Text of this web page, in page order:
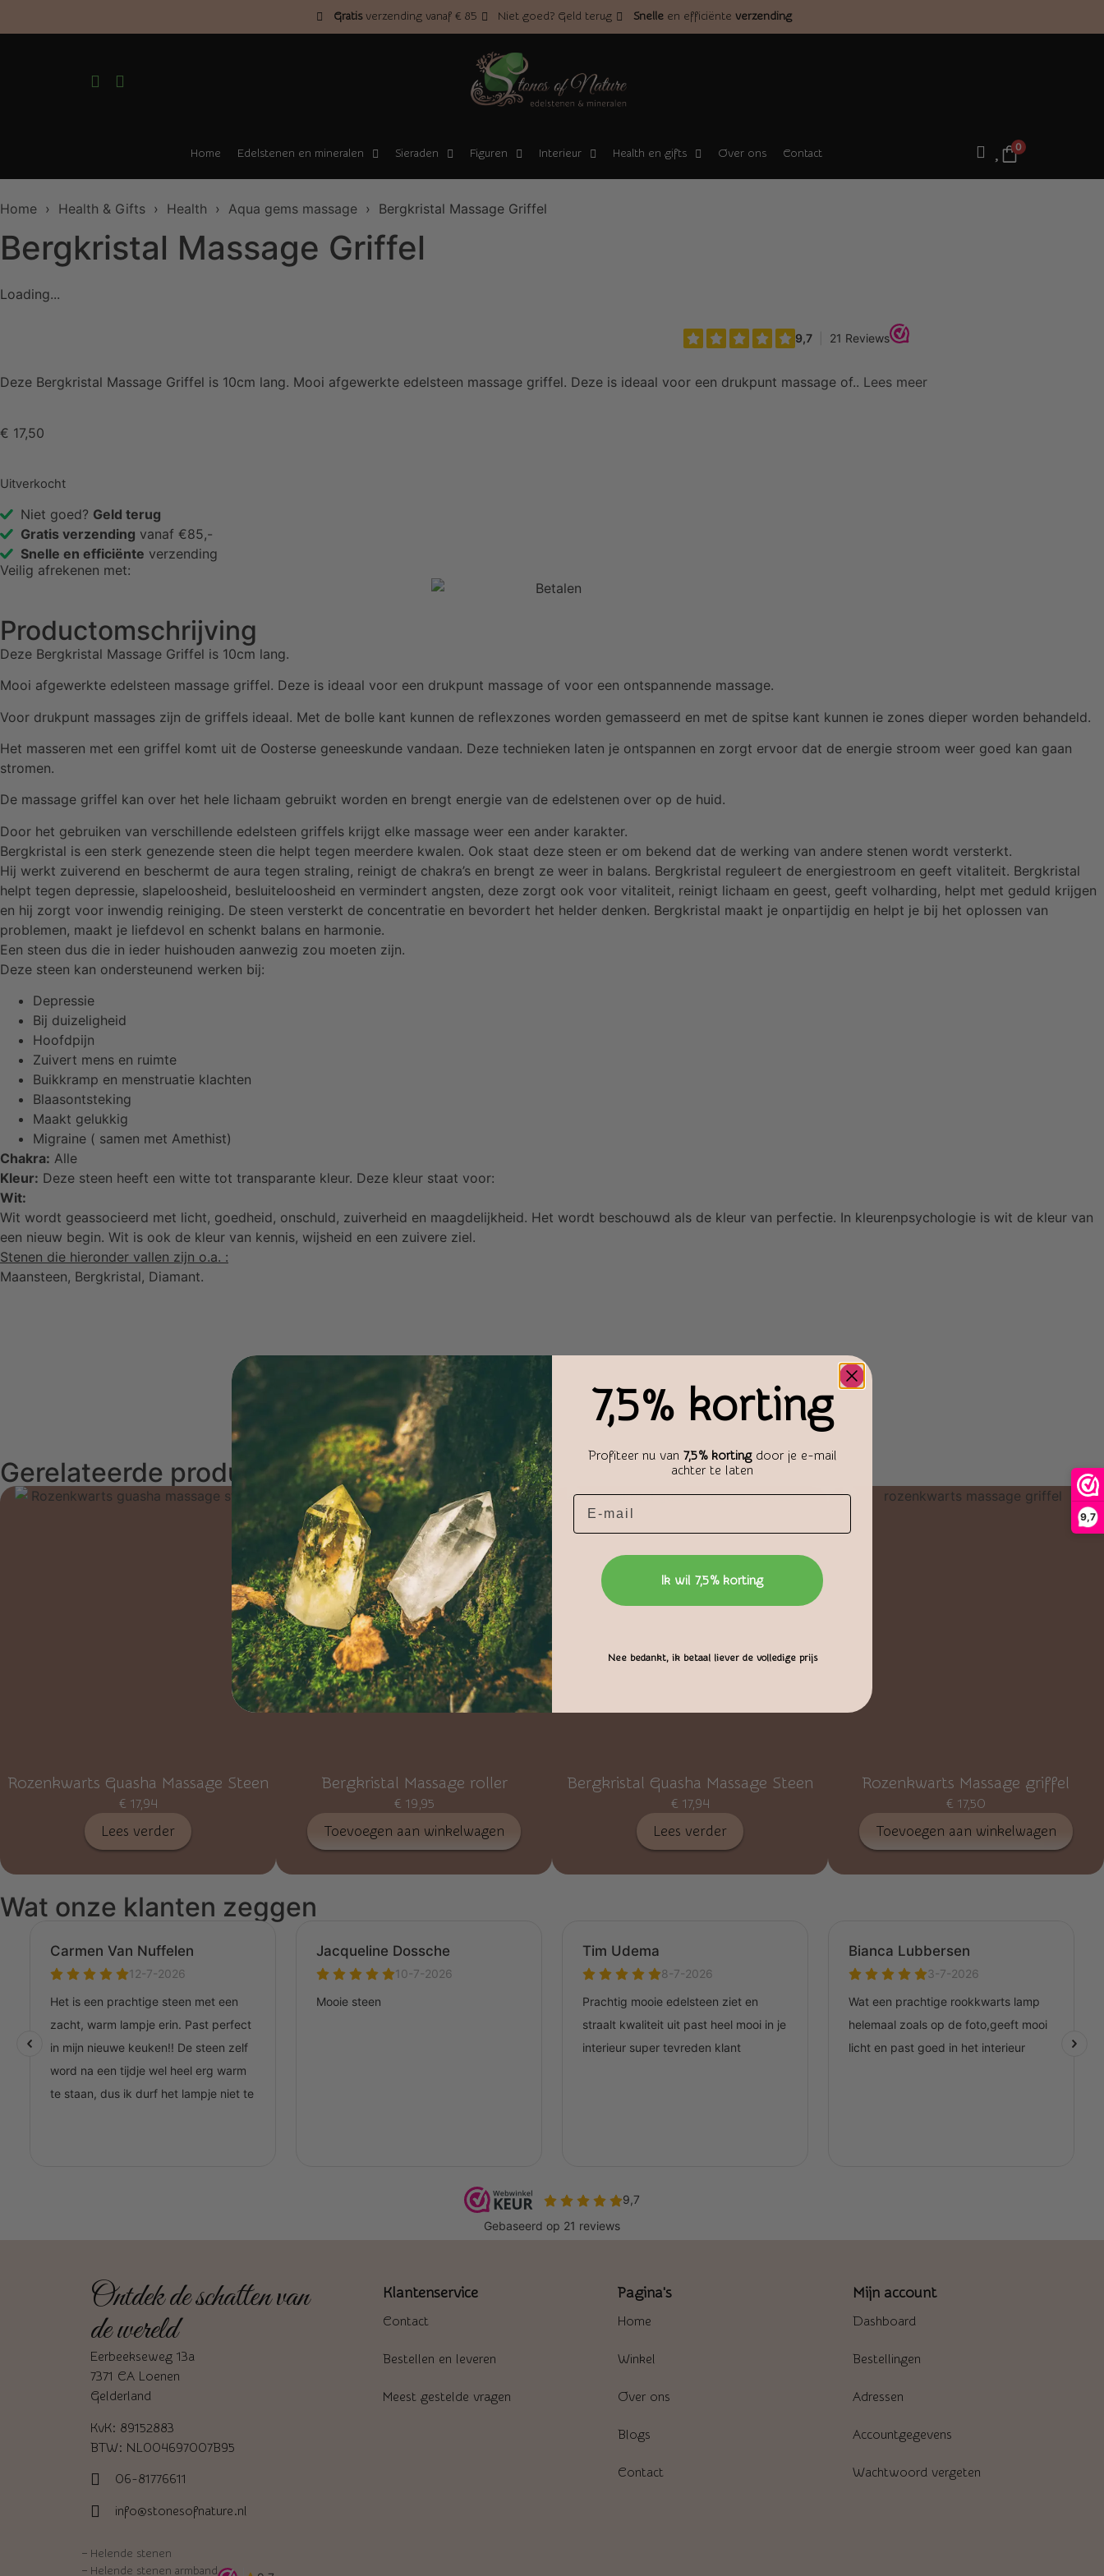
9,7
Gratisverzending vanaf € 85 Niet goed? Geld terug Snelleen efficiënte verzending
Home Edelstenen en mineralen Sieraden Figuren Interieur Health en gifts Over ons Contact
0
Home › Health & Gifts › Health › Aqua gems massage › Bergkristal Massage Griffel
Bergkristal Massage Griffel
Loading...
Deze Bergkristal Massage Griffel is 10cm lang. Mooi afgewerkte edelsteen massage griffel. Deze is ideaal voor een drukpunt massage of.. Lees meer
€ 17,50
Uitverkocht
Niet goed? Geld terug
Gratis verzending vanaf €85,-
Snelle en efficiënte verzending
Veilig afrekenen met:
Productomschrijving
Deze Bergkristal Massage Griffel is 10cm lang.
Mooi afgewerkte edelsteen massage griffel. Deze is ideaal voor een drukpunt massage of voor een ontspannende massage.
Voor drukpunt massages zijn de griffels ideaal. Met de bolle kant kunnen de reflexzones worden gemasseerd en met de spitse kant kunnen ie zones dieper worden behandeld.
Het masseren met een griffel komt uit de Oosterse geneeskunde vandaan. Deze technieken laten je ontspannen en zorgt ervoor dat de energie stroom weer goed kan gaan
stromen.
De massage griffel kan over het hele lichaam gebruikt worden en brengt energie van de edelstenen over op de huid.
Door het gebruiken van verschillende edelsteen griffels krijgt elke massage weer een ander karakter.
Bergkristal is een sterk genezende steen die helpt tegen meerdere kwalen. Ook staat deze steen er om bekend dat de werking van andere stenen wordt versterkt.
Hij werkt zuiverend en beschermt de aura tegen straling, reinigt de chakra’s en brengt ze weer in balans. Bergkristal reguleert de energiestroom en geeft vitaliteit. Bergkristal
helpt tegen depressie, slapeloosheid, besluiteloosheid en vermindert angsten, deze zorgt ook voor vitaliteit, reinigt lichaam en geest, geeft volharding, helpt met geduld krijgen
en hij zorgt voor inwendig reiniging. De steen versterkt de concentratie en bevordert het helder denken. Bergkristal maakt je onpartijdig en helpt je bij het oplossen van
problemen, maakt je liefdevol en schenkt balans en harmonie.
Een steen dus die in ieder huishouden aanwezig zou moeten zijn.
Deze steen kan ondersteunend werken bij:
Depressie
Bij duizeligheid
Hoofdpijn
Zuivert mens en ruimte
Buikkramp en menstruatie klachten
Blaasontsteking
Maakt gelukkig
Migraine ( samen met Amethist)
Chakra: Alle
Kleur: Deze steen heeft een witte tot transparante kleur. Deze kleur staat voor:
Wit:
Wit wordt geassocieerd met licht, goedheid, onschuld, zuiverheid en maagdelijkheid. Het wordt beschouwd als de kleur van perfectie. In kleurenpsychologie is wit de kleur van
een nieuw begin. Wit is ook de kleur van kennis, wijsheid en een zuivere ziel.
Stenen die hieronder vallen zijn o.a. :
Maansteen, Bergkristal, Diamant.
Gerelateerde producten
Rozenkwarts Guasha Massage Steen
€ 17,94
Lees verder
Bergkristal Massage roller
€ 19,95
Toevoegen aan winkelwagen
Bergkristal Guasha Massage Steen
€ 17,94
Lees verder
Rozenkwarts Massage griffel
€ 17,50
Toevoegen aan winkelwagen
Wat onze klanten zeggen
Ontdek de schatten van
de wereld
Eerbeekseweg 13a
7371 CA Loenen
Gelderland
KvK: 89152883
BTW: NL004697007B95
06-81776611
info@stonesofnature.nl
Klantenservice
Contact
Bestellen en leveren
Meest gestelde vragen
Pagina's
Home
Winkel
Over ons
Blogs
Contact
Mijn account
Dashboard
Bestellingen
Adressen
Accountgegevens
Wachtwoord vergeten
– Helende stenen
– Helende stenen armband
7,5% korting
Profiteer nu van 7,5% kortingdoor je e-mail
achter te laten
Ik wil 7,5% korting
Nee bedankt, ik betaal liever de volledige prijs